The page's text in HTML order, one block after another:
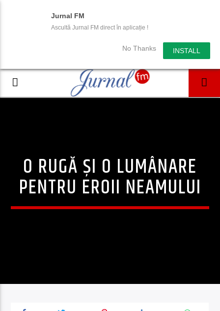
Jurnal FM
Ascultă Jurnal FM direct în aplicație !
No Thanks INSTALL
O RUGĂ ȘI O LUMÂNARE
PENTRU EROII NEAMULUI